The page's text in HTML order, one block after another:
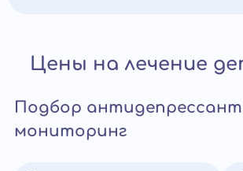
Цены на лечение
Подбор
мониторинг